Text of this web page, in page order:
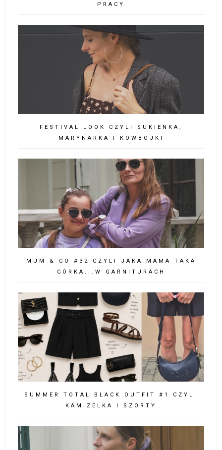
SKIRT SUIT & SLINBACKS CZYLI GARSONKA
NA LATO
BLAZER & CYCLING SHORTS CZYLI
KOLARKI, MARTENSY I MARYNARKA DO
PRACY
FESTIVAL LOOK CZYLI SUKIENKA,
MARYNARKA I KOWBOJKI